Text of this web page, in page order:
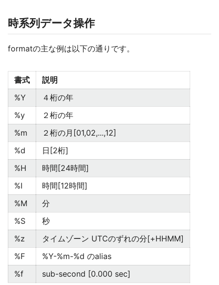
時系列データ操作
formatの主な例は以下の通りです。
書式
説明
%Y
４桁の年
%y
２桁の年
%m
２桁の月[01,02,...,12]
%d
日[2桁]
%H
時間[24時間]
%I
時間[12時間]
%M
分
%S
秒
%z
タイムゾーン UTCのずれの分[+HHMM]
%F
%Y-%m-%d のalias
%f
sub-second [0.000 sec]